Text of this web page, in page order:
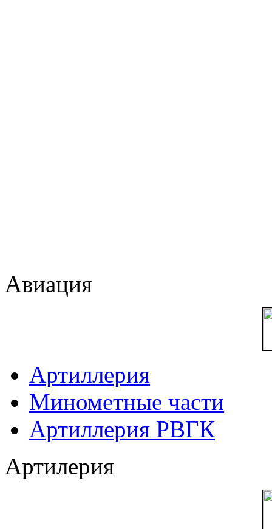
Авиация
Артиллерия
Минометные части
Артиллерия РВГК
Артилерия